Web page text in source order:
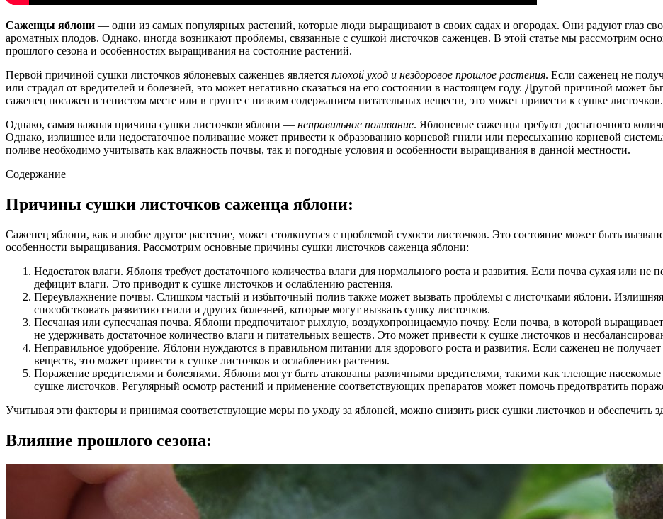
Саженцы яблони — одни из самых популярных растений, которые люди выращивают в своих садах и огородах. Они радуют глаз
ароматных плодов. Однако, иногда возникают проблемы, связанные с сушкой листочков саженцев. В этой статье мы рассмотрим
прошлого сезона и особенностях выращивания на состояние растений.
Первой причиной сушки листочков яблоневых саженцев является плохой уход и нездоровое прошлое растения. Если саженец не
или страдал от вредителей и болезней, это может негативно сказаться на его состоянии в настоящем году. Другой причиной может
саженец посажен в тенистом месте или в грунте с низким содержанием питательных веществ, это может привести к сушке листочков.
Однако, самая важная причина сушки листочков яблони — неправильное поливание. Яблоневые саженцы требуют достаточного
Однако, излишнее или недостаточное поливание может привести к образованию корневой гнили или пересыханию корневой
поливе необходимо учитывать как влажность почвы, так и погодные условия и особенности выращивания в данной местности.
Содержание
Причины сушки листочков саженца яблони:
Саженец яблони, как и любое другое растение, может столкнуться с проблемой сухости листочков. Это состояние может быть
особенности выращивания. Рассмотрим основные причины сушки листочков саженца яблони:
Недостаток влаги. Яблоня требует достаточного количества влаги для нормального роста и развития. Если почва сухая или
дефицит влаги. Это приводит к сушке листочков и ослаблению растения.
Переувлажнение почвы. Слишком частый и избыточный полив также может вызвать проблемы с листочками яблони.
способствовать развитию гнили и других болезней, которые могут вызвать сушку листочков.
Песчаная или супесчаная почва. Яблони предпочитают рыхлую, воздухопроницаемую почву. Если почва, в которой
не удерживать достаточное количество влаги и питательных веществ. Это может привести к сушке листочков и
Неправильное удобрение. Яблони нуждаются в правильном питании для здорового роста и развития. Если саженец не
веществ, это может привести к сушке листочков и ослаблению растения.
Поражение вредителями и болезнями. Яблони могут быть атакованы различными вредителями, такими как тлеющие
сушке листочков. Регулярный осмотр растений и применение соответствующих препаратов может помочь предотвратить
Учитывая эти факторы и принимая соответствующие меры по уходу за яблоней, можно снизить риск сушки листочков и обеспечить
Влияние прошлого сезона: